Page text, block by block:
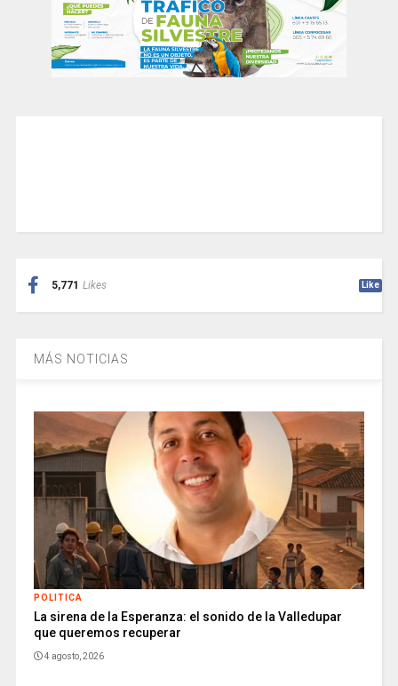
5,771 Likes Like
MÁS NOTICIAS
POLITICA
La sirena de la Esperanza: el sonido de la Valledupar
que queremos recuperar
4 agosto, 2026